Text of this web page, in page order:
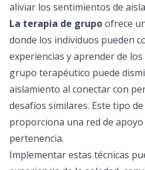
aliviar los sentimientos de
La terapia de grupoofrece
donde los individuos pueden
experiencias y aprender de
grupo terapéutico puede
aislamiento al conectar con
desafíos similares. Este tipo
proporciona una red de
pertenencia.
Implementar estas técnicas